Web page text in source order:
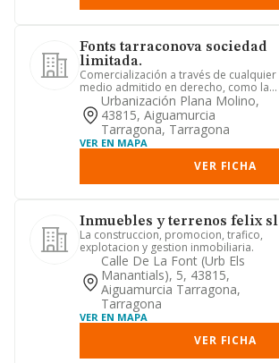
Fonts tarraconova sociedad
limitada.
Comercialización a través de cualquier
medio admitido en derecho, como la
venta, arrendamiento, ces...
Urbanización Plana Molino,
43815, Aiguamurcia
Tarragona, Tarragona
VER EN MAPA
VER FICHA
Inmuebles y terrenos felix sl
La construccion, promocion, trafico,
explotacion y gestion inmobiliaria.
Calle De La Font (urb Els
Manantials), 5, 43815,
Aiguamurcia Tarragona,
Tarragona
VER EN MAPA
VER FICHA